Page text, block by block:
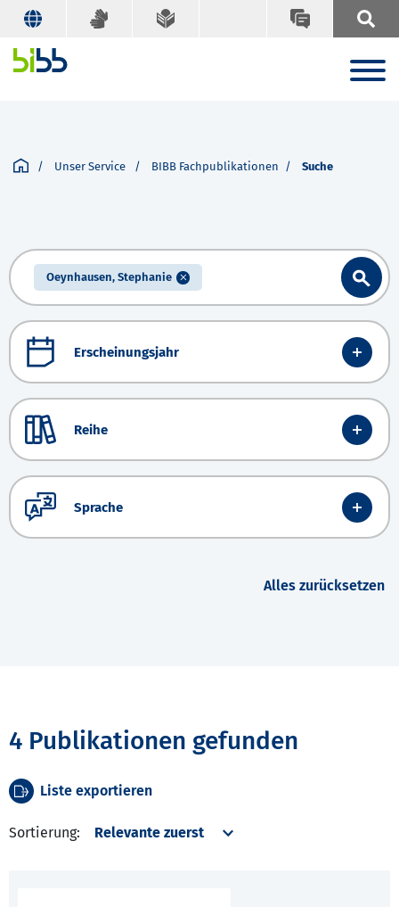
Unser Service BIBB Fachpublikationen Suche
Oeynhausen, Stephanie
Erscheinungsjahr
Reihe
Sprache
Alles zurücksetzen
4 Publikationen gefunden
Liste exportieren
Sortierung: